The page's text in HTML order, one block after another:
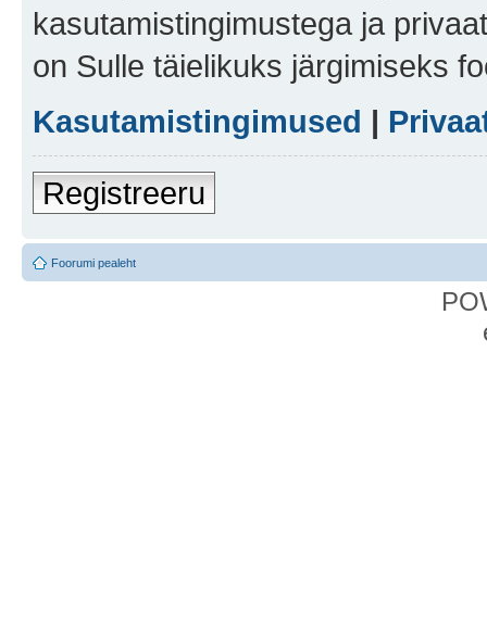
kasutamistingimustega ja
on Sulle täielikuks järgimiseks
Kasutamistingimused |
Registreeru
Foorumi pealeht